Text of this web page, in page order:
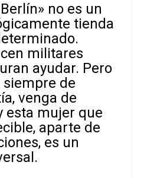
no es un
tienda
militares
ayudar. Pero
siempre de
venga de
esta mujer que
aparte de
es un